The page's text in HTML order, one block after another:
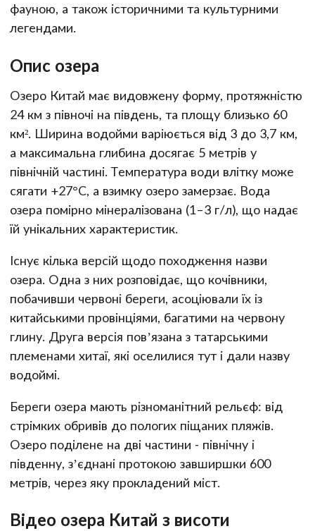
фауною, а також історичними та культурними
легендами.
Опис озера
Озеро Китай має видовжену форму, протяжністю
24 км з півночі на південь, та площу близько 60
км². Ширина водойми варіюється від 3 до 3,7 км,
а максимальна глибина досягає 5 метрів у
північній частині. Температура води влітку може
сягати +27°C, а взимку озеро замерзає. Вода
озера помірно мінералізована (1–3 г/л), що надає
їй унікальних характеристик.
Існує кілька версій щодо походження назви
озера. Одна з них розповідає, що кочівники,
побачивши червоні береги, асоціювали їх із
китайськими провінціями, багатими на червону
глину. Друга версія пов’язана з татарськими
племенами хитаї, які оселилися тут і дали назву
водоймі.
Береги озера мають різноманітний рельєф: від
стрімких обривів до пологих піщаних пляжів.
Озеро поділене на дві частини - північну і
південну, з’єднані протокою завширшки 600
метрів, через яку прокладений міст.
Відео озера Китай з висоти